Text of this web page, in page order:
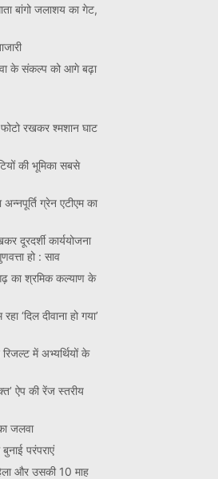
बांगो जलाशय का गेट,
के संकल्प को आगे बढ़ा
रखकर श्मशान घाट
की भूमिका सबसे
ग्रेन एटीएम का
दूरदर्शी कार्ययोजना
हो : साव
का श्रमिक कल्याण के
‘दिल दीवाना हो गया’
रिजल्ट में अभ्यर्थियों के
ऐप की रेंज स्तरीय
जलवा
परंपराएं
और उसकी 10 माह